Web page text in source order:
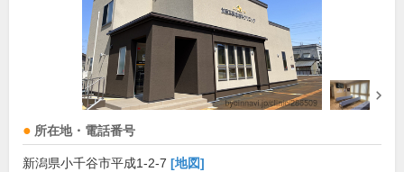
所在地・電話番号
新潟県小千谷市平成1-2-7 [地図]